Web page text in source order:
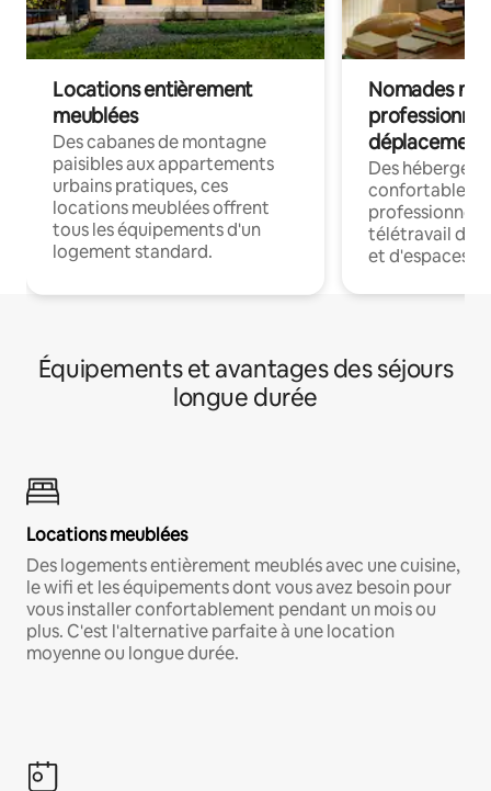
Locations entièrement
meublées
Des cabanes de montagne
paisibles aux appartements
urbains pratiques, ces
locations meublées offrent
tous les équipements d'un
logement standard.
Nomades
déplacement
Des
confortables
professionnels
télétravail
et d'espaces
Équipements et avantages des séjours
longue durée
Locations meublées
Des logements entièrement meublés avec une cuisine,
le wifi et les équipements dont vous avez besoin pour
vous installer confortablement pendant un mois ou
plus. C'est l'alternative parfaite à une location
moyenne ou longue durée.